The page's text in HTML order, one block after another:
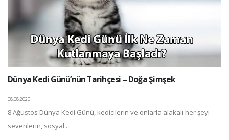
Dünya Kedi Günü’nün Tarihçesi – Doğa Şimşek
08.08.2020
8 Ağustos Dünya Kedi Günü, kedicilerin ve onlarla alakalı her şeyi
sevenlerin, sosyal ...